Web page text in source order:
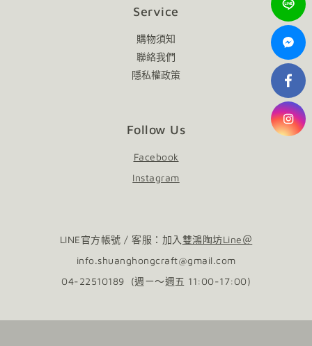
Service
購物須知
聯絡我們
隱私權政策
Follow Us
Facebook
Instagram
LINE官方帳號 / 客服：加入 雙鴻陶坊Line＠
info.shuanghongcraft@gmail.com
04-22510189 (週ㄧ～週五 11:00-17:00)